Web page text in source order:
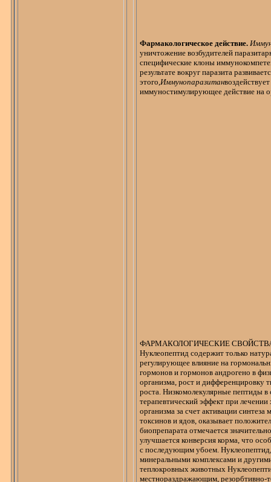
Фармакологическое действие.
уничтожение возбудителей
специфические клоны
результате вокруг паразита
этого Иммунопаразитанвоздействует
иммуностимулирующее действие на
ФАРМАКОЛОГИЧЕСКИЕ
Нуклеопептид содержит только
регулирующее влияние на
гормонов и гормоновандрогено в
организма, рост и дифференцировку
роста. Низкомолекулярные пептиды в
терапевтический эффект при лечении
организма за счет активации
токсинов и ядов, оказывает
биопрепарата отмечается
улучшается конверсия корма, что
с последующим убоем.Нуклеопептид
минеральными комплексами и
теплокровных животных
местнораздражающим ,